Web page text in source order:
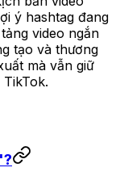
ý hashtag đang
video ngắn
tạo và thương
mà vẫn giữ